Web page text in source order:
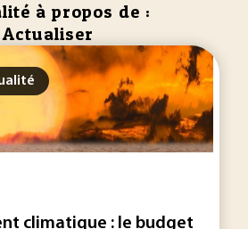
à propos de :
Actualiser
climatique : le budget